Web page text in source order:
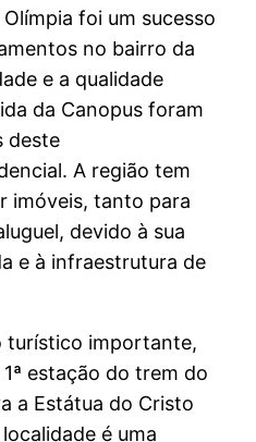
foi um sucesso
no bairro da
e a qualidade
da Canopus foram
deste
A região tem
imóveis, tanto para
devido à sua
e à infraestrutura de
turístico importante,
estação do trem do
a Estátua do Cristo
é uma